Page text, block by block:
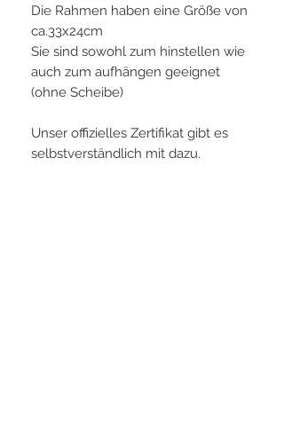
Die Rahmen haben eine Größe von
ca.33x24cm
Sie sind sowohl zum hinstellen wie
auch zum aufhängen geeignet
(ohne Scheibe)
Unser offizielles Zertifikat gibt es
selbstverständlich mit dazu.